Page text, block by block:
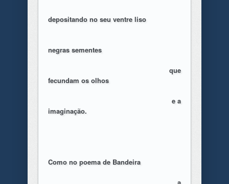
depositando no seu ventre liso
negras sementes
que
fecundam os olhos
e a
imaginação.
Como no poema de Bandeira